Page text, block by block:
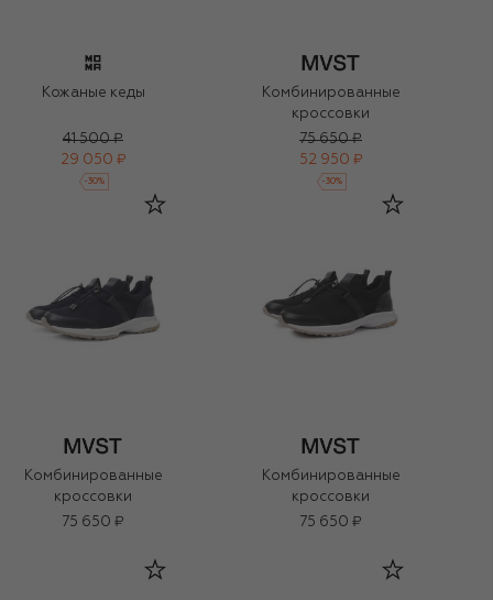
Кожаные кеды
41 500 ₽
29 050 ₽
-30%
Комбинированные
кроссовки
75 650 ₽
52 950 ₽
-30%
Комбинированные
кроссовки
75 650 ₽
Комбинированные
кроссовки
75 650 ₽